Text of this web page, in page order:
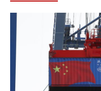
Page